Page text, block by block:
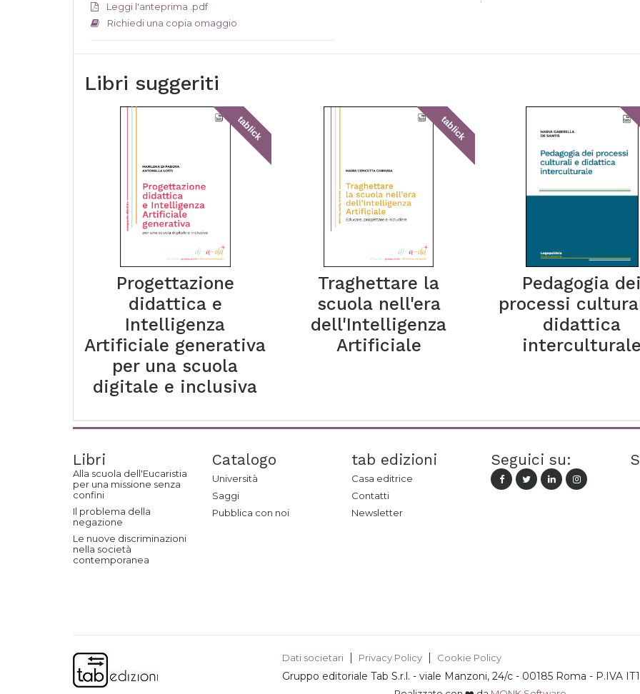
Leggi l'anteprima .pdf
Richiedi una copia omaggio
Libri suggeriti
tablick
Progettazione
didattica e
Intelligenza
Artificiale generativa
per una scuola
digitale e inclusiva
tablick
Traghettare la
scuola nell'era
dell'Intelligenza
Artificiale
Pedagogia dei
processi
didattica
interculturale
Libri
Alla scuola dell'Eucaristia
per una missione senza
confini
Il problema della
negazione
Le nuove discriminazioni
nella società
contemporanea
Catalogo
Università
Saggi
Pubblica con noi
tab edizioni
Casa editrice
Contatti
Newsletter
Seguici su:
Dati societari Privacy Policy Cookie Policy
Gruppo editoriale Tab S.r.l. - viale Manzoni, 24/c - 00185 Roma - P.IVA